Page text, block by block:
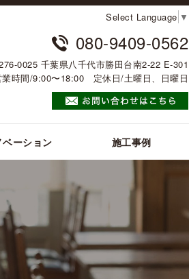
Select Language ▼
080-9409-0562
0025 千葉県八千代市勝田台南2-22 E-301
業時間/9:00〜18:00 定休日/土曜日、日曜日
ベーション 施工事例